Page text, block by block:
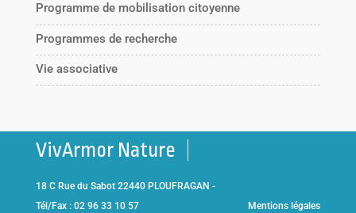
Programme de mobilisation citoyenne
Programmes de recherche
Vie associative
VivArmor Nature
18 C Rue du Sabot 22440 PLOUFRAGAN -
Tél/Fax : 02 96 33 10 57
Mentions légales